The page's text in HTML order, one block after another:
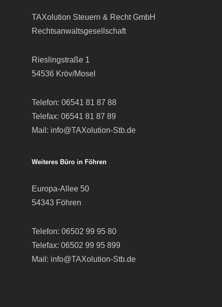
TAXolution Steuern & Recht GmbH
Rechtsanwaltsgesellschaft
Rieslingstraße 1
54536 Kröv/Mosel
Telefon: 06541 81 87 88
Telefax: 06541 81 87 89
Mail: info@TAXolution-Stb.de
Weiteres Büro in Föhren
Europa-Allee 50
54343 Föhren
Telefon: 06502 99 95 80
Telefax: 06502 99 95 899
Mail: info@TAXolution-Stb.de